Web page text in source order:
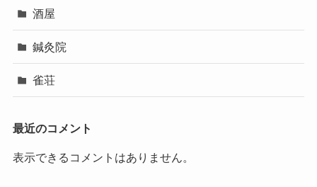
酒屋
鍼灸院
雀荘
最近のコメント
表示できるコメントはありません。